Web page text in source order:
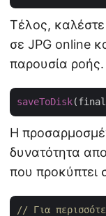
Τέλος, καλέστε
σε JPG online
παρουσία ροής.
saveToDisk
Η
δυνατότητα
που προκύπτει
// Για